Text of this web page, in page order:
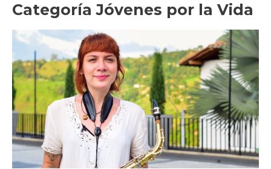
Categoría Jóvenes por la Vida